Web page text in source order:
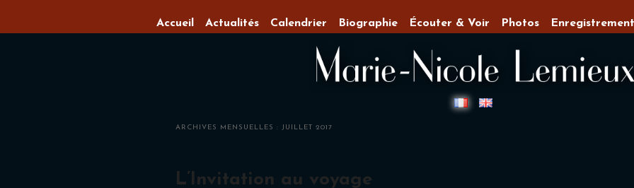
ARCHIVES MENSUELLES : JUILLET 2017
L’Invitation au voyage
principal
Accueil Actualités Calendrier Biographie Écouter & Voir Photos